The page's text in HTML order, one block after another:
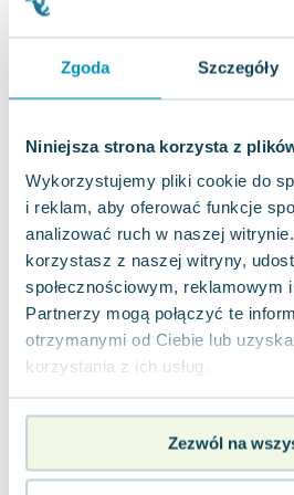
Zgoda Szczegóły
Niniejsza strona korzysta z
Wykorzystujemy pliki cookie do
i reklam, aby oferować funkcje
analizować ruch w naszej
korzystasz z naszej witryny,
społecznościowym, reklamowym
Partnerzy mogą połączyć te
otrzymanymi od Ciebie lub
korzystania z ich usług.
Zezwól na
Joseph Murphy
Jan Sztaudynger
Aleksander Puszkin
Oscar Wilde
Maddie Ziegler
Leszek Czarnecki
Joanna Racewicz
Maria Seweryn
Janina Zającówna
Anna Prus (oprac.)
Nela Mała Reporterka
Barbara Wrzesińska
Virginia Woolf